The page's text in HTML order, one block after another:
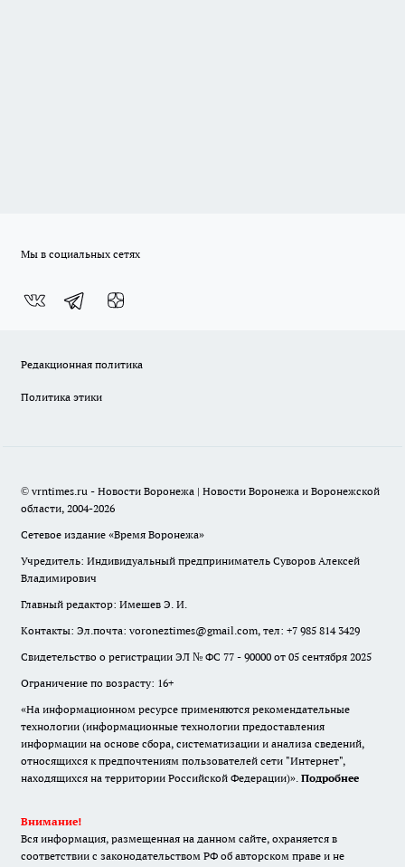
Мы в социальных сетях
Редакционная политика
Политика этики
© vrntimes.ru - Новости Воронежа | Новости Воронежа и Воронежской
области, 2004-2026
Сетевое издание «Время Воронежа»
Учредитель: Индивидуальный предприниматель Суворов Алексей
Владимирович
Главный редактор: Имешев Э. И.
Контакты: Эл.почта: voroneztimes@gmail.com, тел: +7 985 814 3429
Свидетельство о регистрации ЭЛ № ФС 77 - 90000 от 05 сентября 2025
Ограничение по возрасту: 16+
«На информационном ресурсе применяются рекомендательные
технологии (информационные технологии предоставления
информации на основе сбора, систематизации и анализа сведений,
относящихся к предпочтениям пользователей сети "Интернет",
находящихся на территории Российской Федерации)». Подробнее
Внимание!
Вся информация, размещенная на данном сайте, охраняется в
соответствии с законодательством РФ об авторском праве и не